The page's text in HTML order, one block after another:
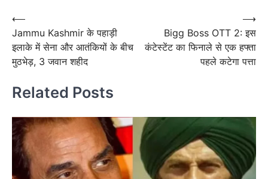
navigation
Post
navigation
⟵
Jammu Kashmir के पहाड़ी
इलाके में सेना और आतंकियों के बीच
मुठभेड़, 3 जवान शहीद
Bigg Boss OTT 2: इस
कंटेस्टेंट का फिनाले से एक हफ्ता
पहले कटेगा पत्ता
⟶
Related Posts